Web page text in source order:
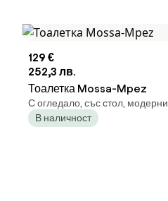
129 €
252,3 лв.
Тоалетка Mossa-Mpez
С огледало, със стол, модерни
В наличност